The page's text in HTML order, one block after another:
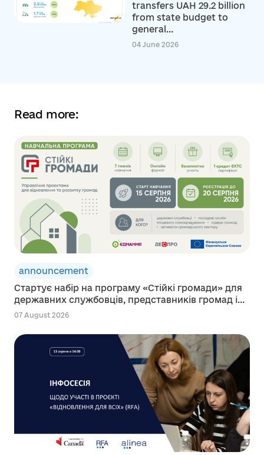
transfers UAH 29.2 billion
from state budget to
general...
04 June 2026
Read more:
announcement
Стартує набір на програму «Стійкі громади» для
державних службовців, представників громад і...
07 August 2026